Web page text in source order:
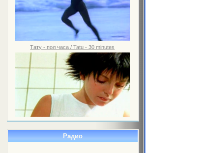
Тату - пол часа / Tatu - 30 minutes
Радио